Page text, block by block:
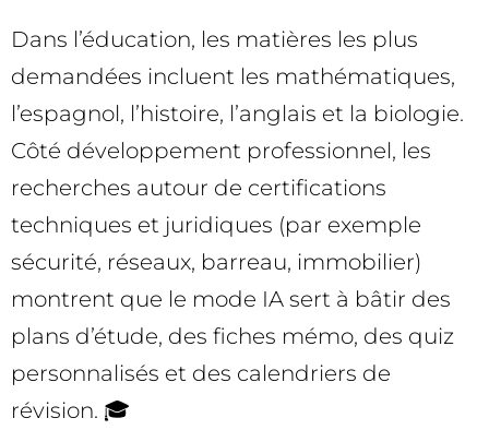
Dans l’éducation, les matières les plus
demandées incluent les mathématiques,
l’espagnol, l’histoire, l’anglais et la biologie.
Côté développement professionnel, les
recherches autour de certifications
techniques et juridiques (par exemple
sécurité, réseaux, barreau, immobilier)
montrent que le mode IA sert à bâtir des
plans d’étude, des fiches mémo, des quiz
personnalisés et des calendriers de
révision. 🎓